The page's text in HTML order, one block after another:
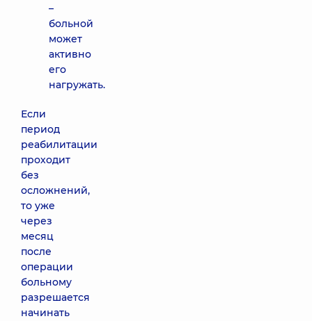
–
больной
может
активно
его
нагружать.
Если
период
реабилитации
проходит
без
осложнений,
то уже
через
месяц
после
операции
больному
разрешается
начинать